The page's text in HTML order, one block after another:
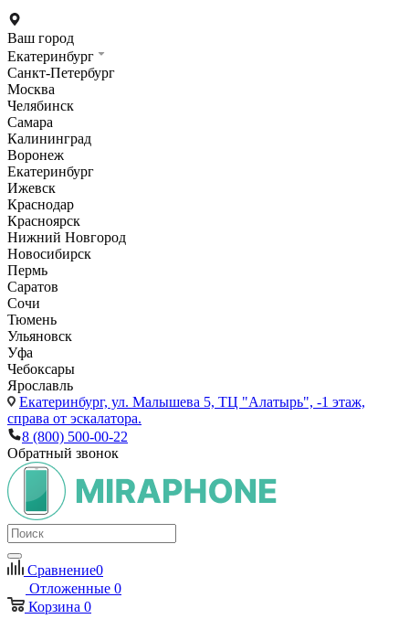
Ваш город
Екатеринбург
Санкт-Петербург
Москва
Челябинск
Самара
Калининград
Воронеж
Екатеринбург
Ижевск
Краснодар
Красноярск
Нижний Новгород
Новосибирск
Пермь
Саратов
Сочи
Тюмень
Ульяновск
Уфа
Чебоксары
Ярославль
Екатеринбург, ул. Малышева 5, ТЦ "Алатырь", -1 этаж,
справа от эскалатора.
8 (800) 500-00-22
Обратный звонок
Сравнение0
Отложенные 0
Корзина 0